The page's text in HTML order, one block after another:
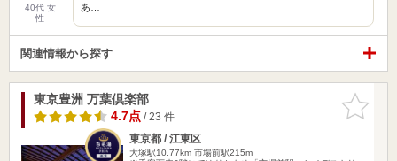
40代 女
性
あ…
関連情報から探す
お気に入
りに追加
東京豊洲 万葉倶楽部
4.7点/ 23 件
東京都 / 江東区
大塚駅10.77km 市場前駅215m